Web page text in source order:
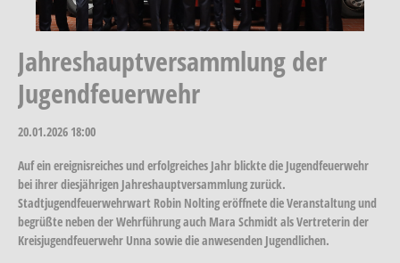
Jahreshauptversammlung der
Jugendfeuerwehr
20.01.2026 18:00
Auf ein ereignisreiches und erfolgreiches Jahr blickte die Jugendfeuerwehr
bei ihrer diesjährigen Jahreshauptversammlung zurück.
Stadtjugendfeuerwehrwart Robin Nolting eröffnete die Veranstaltung und
begrüßte neben der Wehrführung auch Mara Schmidt als Vertreterin der
Kreisjugendfeuerwehr Unna sowie die anwesenden Jugendlichen.